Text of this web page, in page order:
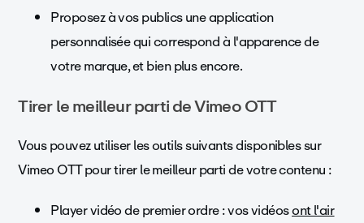
Proposez à vos publics une application
personnalisée qui correspond à l'apparence de
votre marque, et bien plus encore.
Tirer le meilleur parti de Vimeo OTT
Vous pouvez utiliser les outils suivants disponibles sur
Vimeo OTT pour tirer le meilleur parti de votre contenu :
Player vidéo de premier ordre : vos vidéosont l'air